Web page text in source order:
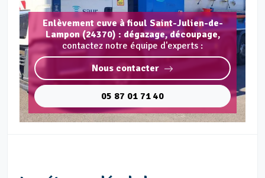
Enlèvement cuve à fioul Saint-Julien-de-
Lampon (24370) : dégazage, découpage,
contactez notre équipe d'experts :
Nous contacter
05 87 01 71 40